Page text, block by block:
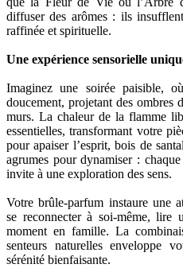
diffuser des arômes : ils
raffinée et spirituelle.
Une expérience sensorielle
Imaginez une soirée paisible,
doucement, projetant des ombres
murs. La chaleur de la flamme
essentielles, transformant votre
pour apaiser l’esprit, bois de
agrumes pour dynamiser :
invite à une exploration des sens.
Votre brûle-parfum instaure une
se reconnecter à soi-même, lire
moment en famille. La
senteurs naturelles enveloppe
sérénité bienfaisante.